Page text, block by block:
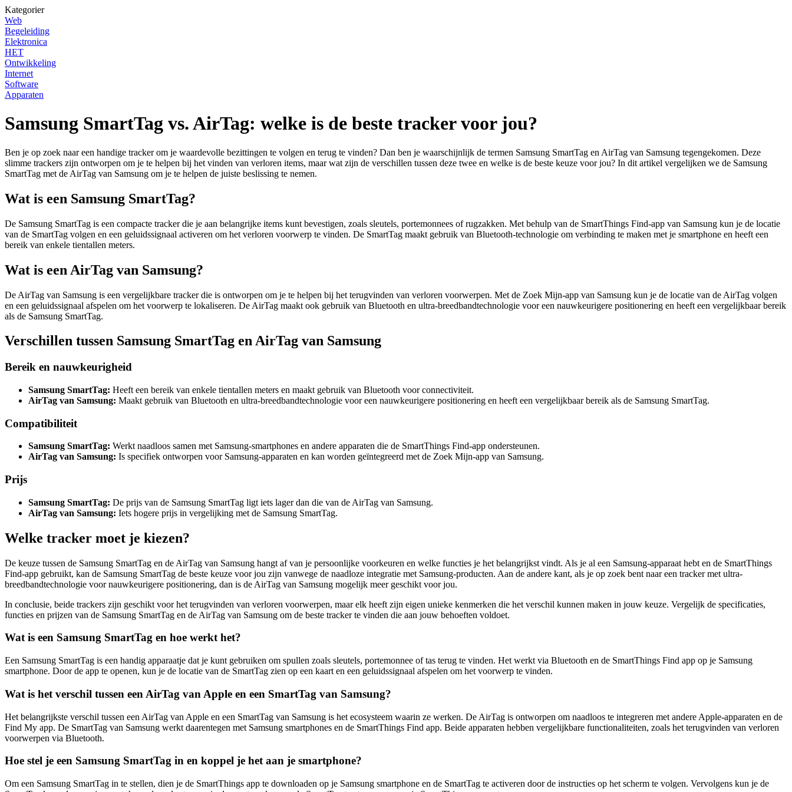
Kategorier
Web
Begeleiding
Elektronica
HET
Ontwikkeling
Internet
Software
Apparaten
Samsung SmartTag vs. AirTag: welke is de beste tracker voor jou?
Ben je op zoek naar een handige tracker om je waardevolle bezittingen te volgen en terug te vinden? Dan ben je waarschijnlijk de termen Samsung SmartTag en AirTag van Samsung tegengekomen. Deze
slimme trackers zijn ontworpen om je te helpen bij het vinden van verloren items, maar wat zijn de verschillen tussen deze twee en welke is de beste keuze voor jou? In dit artikel vergelijken we de Samsung
SmartTag met de AirTag van Samsung om je te helpen de juiste beslissing te nemen.
Wat is een Samsung SmartTag?
De Samsung SmartTag is een compacte tracker die je aan belangrijke items kunt bevestigen, zoals sleutels, portemonnees of rugzakken. Met behulp van de SmartThings Find-app van Samsung kun je de locatie
van de SmartTag volgen en een geluidssignaal activeren om het verloren voorwerp te vinden. De SmartTag maakt gebruik van Bluetooth-technologie om verbinding te maken met je smartphone en heeft een
bereik van enkele tientallen meters.
Wat is een AirTag van Samsung?
De AirTag van Samsung is een vergelijkbare tracker die is ontworpen om je te helpen bij het terugvinden van verloren voorwerpen. Met de Zoek Mijn-app van Samsung kun je de locatie van de AirTag volgen
en een geluidssignaal afspelen om het voorwerp te lokaliseren. De AirTag maakt ook gebruik van Bluetooth en ultra-breedbandtechnologie voor een nauwkeurigere positionering en heeft een vergelijkbaar bereik
als de Samsung SmartTag.
Verschillen tussen Samsung SmartTag en AirTag van Samsung
Bereik en nauwkeurigheid
Samsung SmartTag: Heeft een bereik van enkele tientallen meters en maakt gebruik van Bluetooth voor connectiviteit.
AirTag van Samsung: Maakt gebruik van Bluetooth en ultra-breedbandtechnologie voor een nauwkeurigere positionering en heeft een vergelijkbaar bereik als de Samsung SmartTag.
Compatibiliteit
Samsung SmartTag: Werkt naadloos samen met Samsung-smartphones en andere apparaten die de SmartThings Find-app ondersteunen.
AirTag van Samsung: Is specifiek ontworpen voor Samsung-apparaten en kan worden geïntegreerd met de Zoek Mijn-app van Samsung.
Prijs
Samsung SmartTag: De prijs van de Samsung SmartTag ligt iets lager dan die van de AirTag van Samsung.
AirTag van Samsung: Iets hogere prijs in vergelijking met de Samsung SmartTag.
Welke tracker moet je kiezen?
De keuze tussen de Samsung SmartTag en de AirTag van Samsung hangt af van je persoonlijke voorkeuren en welke functies je het belangrijkst vindt. Als je al een Samsung-apparaat hebt en de SmartThings
Find-app gebruikt, kan de Samsung SmartTag de beste keuze voor jou zijn vanwege de naadloze integratie met Samsung-producten. Aan de andere kant, als je op zoek bent naar een tracker met ultra-
breedbandtechnologie voor nauwkeurigere positionering, dan is de AirTag van Samsung mogelijk meer geschikt voor jou.
In conclusie, beide trackers zijn geschikt voor het terugvinden van verloren voorwerpen, maar elk heeft zijn eigen unieke kenmerken die het verschil kunnen maken in jouw keuze. Vergelijk de specificaties,
functies en prijzen van de Samsung SmartTag en de AirTag van Samsung om de beste tracker te vinden die aan jouw behoeften voldoet.
Wat is een Samsung SmartTag en hoe werkt het?
Een Samsung SmartTag is een handig apparaatje dat je kunt gebruiken om spullen zoals sleutels, portemonnee of tas terug te vinden. Het werkt via Bluetooth en de SmartThings Find app op je Samsung
smartphone. Door de app te openen, kun je de locatie van de SmartTag zien op een kaart en een geluidssignaal afspelen om het voorwerp te vinden.
Wat is het verschil tussen een AirTag van Apple en een SmartTag van Samsung?
Het belangrijkste verschil tussen een AirTag van Apple en een SmartTag van Samsung is het ecosysteem waarin ze werken. De AirTag is ontworpen om naadloos te integreren met andere Apple-apparaten en de
Find My app. De SmartTag van Samsung werkt daarentegen met Samsung smartphones en de SmartThings Find app. Beide apparaten hebben vergelijkbare functionaliteiten, zoals het terugvinden van verloren
voorwerpen via Bluetooth.
Hoe stel je een Samsung SmartTag in en koppel je het aan je smartphone?
Om een Samsung SmartTag in te stellen, dien je de SmartThings app te downloaden op je Samsung smartphone en de SmartTag te activeren door de instructies op het scherm te volgen. Vervolgens kun je de